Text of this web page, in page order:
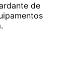
de